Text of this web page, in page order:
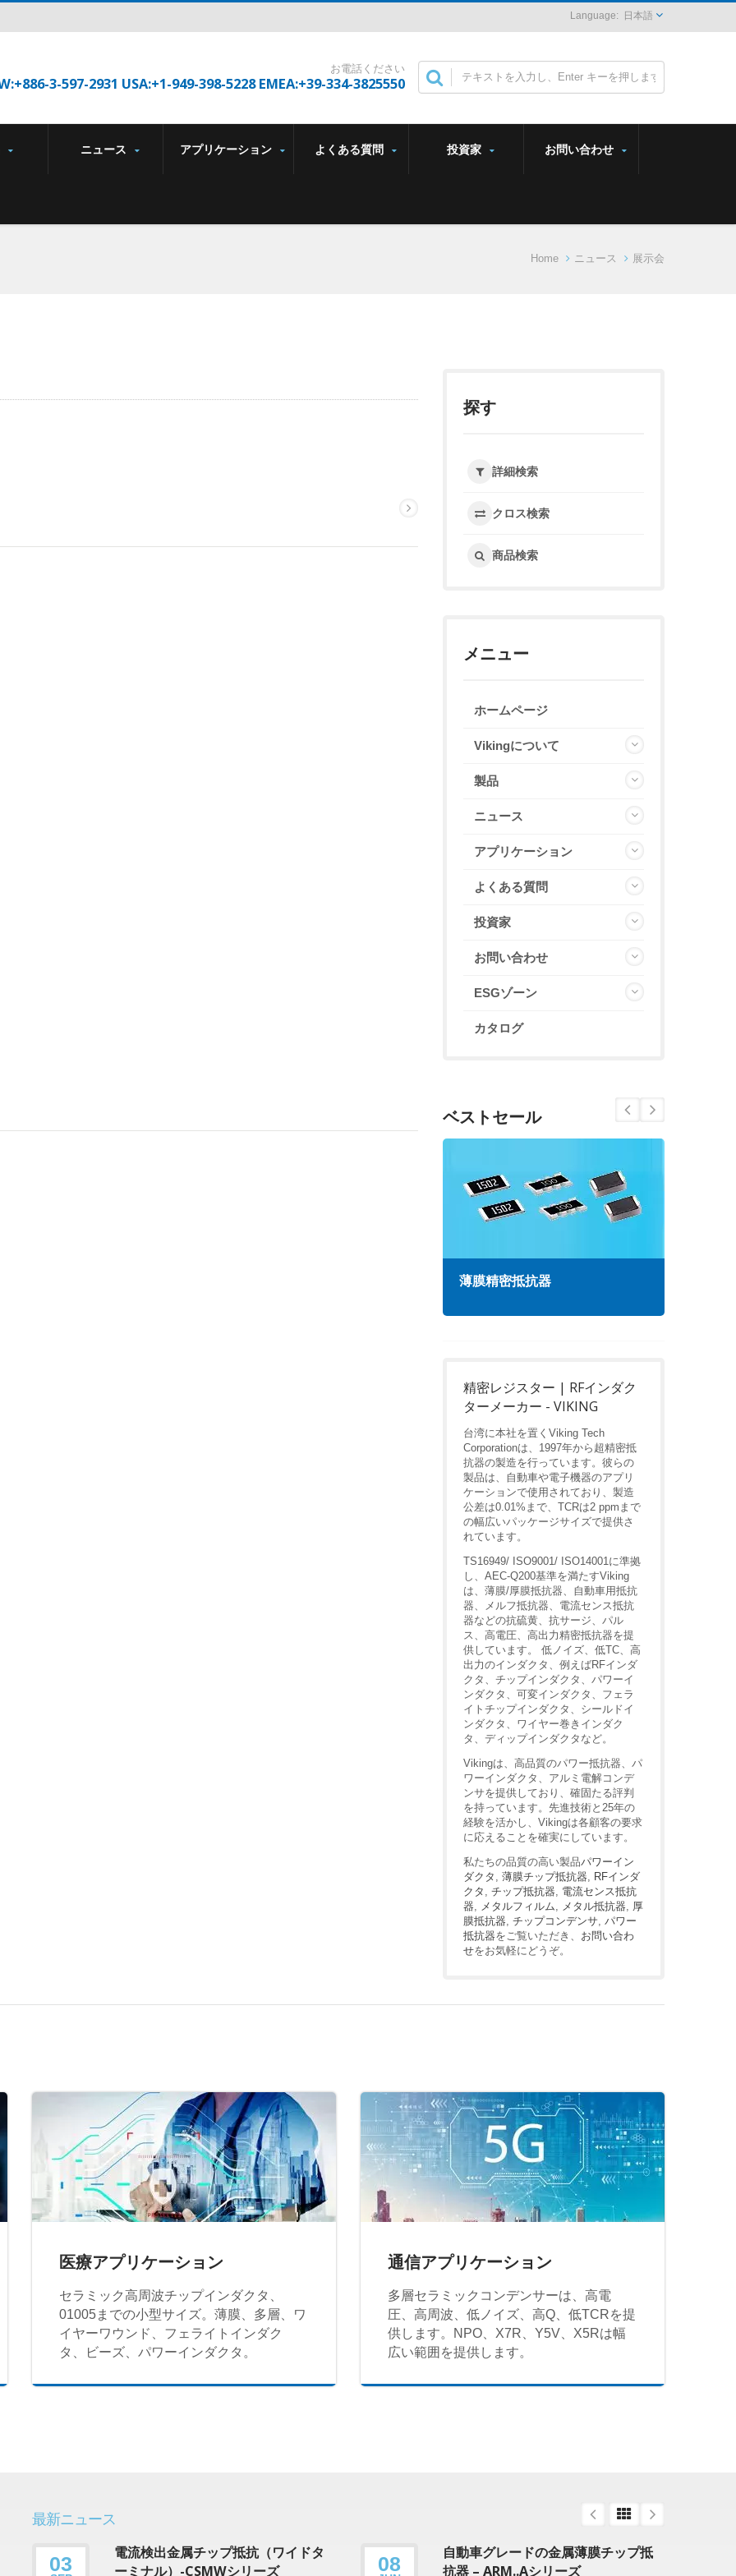
日本語
お電話ください
3-597-2931 USA:+1-949-398-5228 EMEA:+39-334-3825550
ニュース アプリケーション よくある質問 投資家 お問い合わせ
Home ニュース 展示会
探す
詳細検索
クロス検索
商品検索
メニュー
ホームページ
Vikingについて
製品
ニュース
アプリケーション
よくある質問
投資家
お問い合わせ
ESGゾーン
カタログ
ベストセール
薄膜精密抵抗器
精密レジスター | RFインダク
ターメーカー - VIKING
台湾に本社を置くViking Tech
Corporationは、1997年から超精密抵
抗器の製造を行っています。彼らの
製品は、自動車や電子機器のアプリ
ケーションで使用されており、製造
公差は0.01%まで、TCRは2 ppmまで
の幅広いパッケージサイズで提供さ
れています。
TS16949/ ISO9001/ ISO14001に準拠
し、AEC-Q200基準を満たすViking
は、薄膜/厚膜抵抗器、自動車用抵抗
器、メルフ抵抗器、電流センス抵抗
器などの抗硫黄、抗サージ、パル
ス、高電圧、高出力精密抵抗器を提
供しています。 低ノイズ、低TC、高
出力のインダクタ、例えばRFインダ
クタ、チップインダクタ、パワーイ
ンダクタ、可変インダクタ、フェラ
イトチップインダクタ、シールドイ
ンダクタ、ワイヤー巻きインダク
タ、ディップインダクタなど。
Vikingは、高品質のパワー抵抗器、パ
ワーインダクタ、アルミ電解コンデ
ンサを提供しており、確固たる評判
を持っています。先進技術と25年の
経験を活かし、Vikingは各顧客の要求
に応えることを確実にしています。
私たちの品質の高い製品パワーイン
ダクタ , 薄膜チップ抵抗器, RFインダ
クタ , チップ抵抗器, 電流センス抵抗
器, メタルフィルム, メタル抵抗器, 厚
膜抵抗器, チップコンデンサ, パワー
抵抗器をご覧いただき、 お問い合わ
せをお気軽にどうぞ。
医療アプリケーション
セラミック高周波チップインダクタ、
01005までの小型サイズ。薄膜、多層、ワ
イヤーワウンド、フェライトインダク
タ、ビーズ、パワーインダクタ。
通信アプリケーション
多層セラミックコンデンサーは、高電
圧、高周波、低ノイズ、高Q、低TCRを提
供します。NPO、X7R、Y5V、X5Rは幅
広い範囲を提供します。
最新ニュース
03
電流検出金属チップ抵抗（ワイドタ
ーミナル）-CSMWシリーズ
08
自動車グレードの金属薄膜チップ抵
抗器 – ARM..Aシリーズ